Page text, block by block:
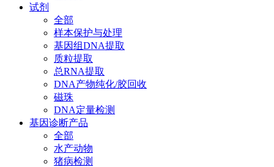
试剂
全部
样本保护与处理
基因组DNA提取
质粒提取
总RNA提取
DNA产物纯化/胶回收
磁珠
DNA定量检测
基因诊断产品
全部
水产动物
猪病检测